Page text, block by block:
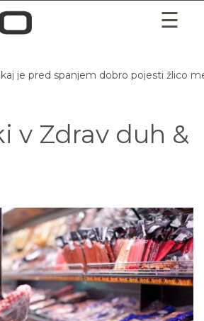
je pred spanjem dobro pojesti žlico
v Zdrav duh &